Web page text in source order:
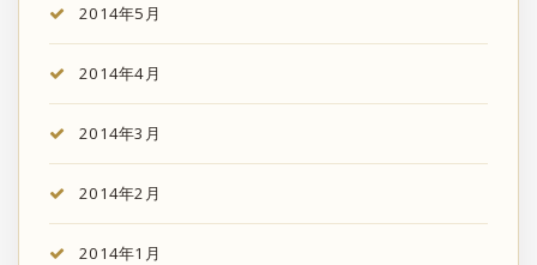
2014年5月
2014年4月
2014年3月
2014年2月
2014年1月